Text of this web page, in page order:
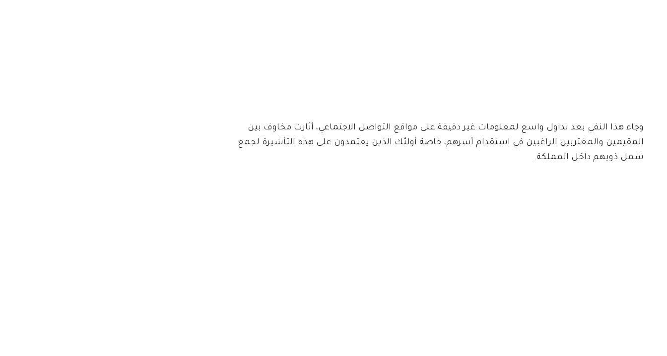
وجاء هذا النفي بعد تداول واسع لمعلومات غير دقيقة على مواقع التواصل الاجتماعي، أثارت مخاوف بين
المقيمين والمغتربين الراغبين في استقدام أسرهم، خاصة أولئك الذين يعتمدون على هذه التأشيرة لجمع
شمل ذويهم داخل المملكة.